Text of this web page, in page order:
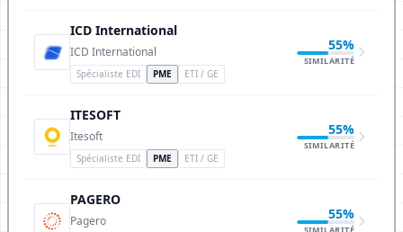
ICD International
ICD International
Spécialiste EDI PME ETI / GE
55%
SIMILARITÉ
ITESOFT
Itesoft
Spécialiste EDI PME ETI / GE
55%
SIMILARITÉ
PAGERO
Pagero 55%
SIMILARITÉ